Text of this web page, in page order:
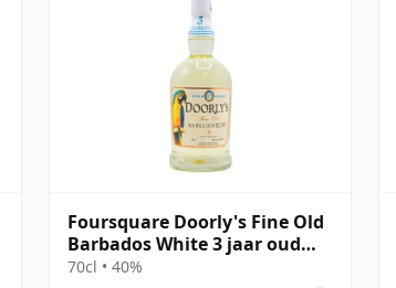
Foursquare Doorly's Fine Old
Barbados White 3 jaar oud
Rum
70cl • 40%